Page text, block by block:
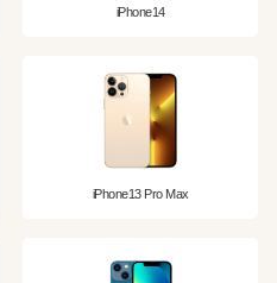
iPhone14
iPhone13 Pro Max